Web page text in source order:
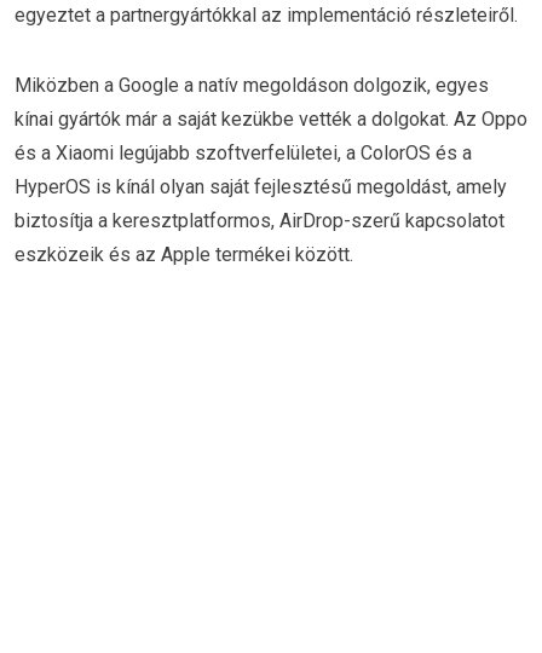
egyeztet a partnergyártókkal az implementáció részleteiről.
Miközben a Google a natív megoldáson dolgozik, egyes
kínai gyártók már a saját kezükbe vették a dolgokat. Az Oppo
és a Xiaomi legújabb szoftverfelületei, a ColorOS és a
HyperOS is kínál olyan saját fejlesztésű megoldást, amely
biztosítja a keresztplatformos, AirDrop-szerű kapcsolatot
eszközeik és az Apple termékei között.